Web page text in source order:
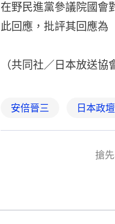
在野民進黨參議院國會
此回應，批評其回應為
（共同社／日本放送協
安倍晉三 日本政壇
搶